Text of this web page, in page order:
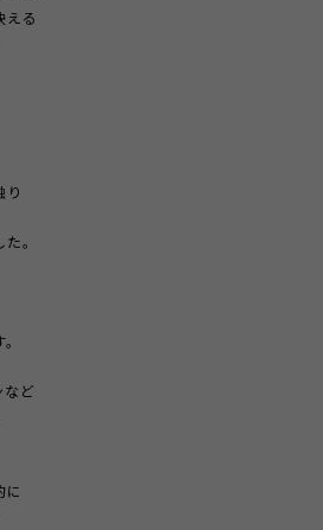
る
り
。
ど
に